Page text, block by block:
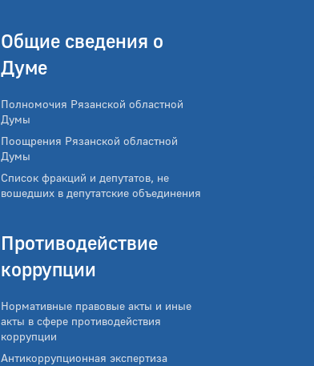
Общие сведения о
Думе
Полномочия Рязанской областной
Думы
Поощрения Рязанской областной
Думы
Список фракций и депутатов, не
вошедших в депутатские объединения
Противодействие
коррупции
Нормативные правовые акты и иные
акты в сфере противодействия
коррупции
Антикоррупционная экспертиза